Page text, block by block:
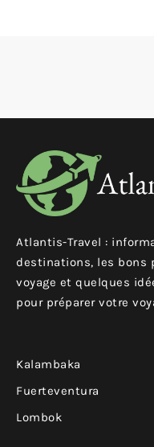
Atlantis-Travel :
destinations, les bons
voyage et quelques
pour préparer votre
Kalambaka
Fuerteventura
Lombok